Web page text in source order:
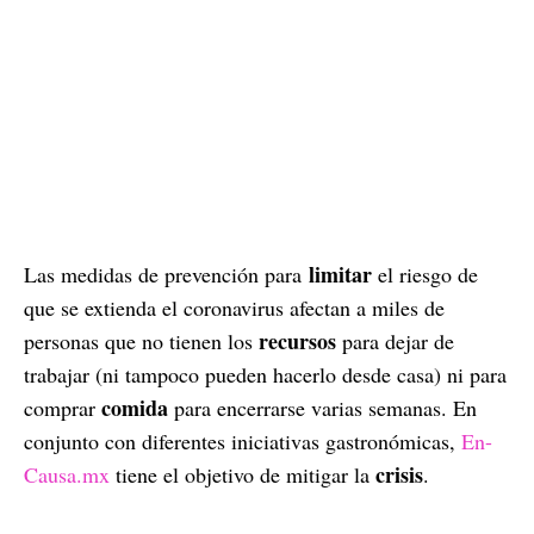
Las medidas de prevención para limitar el riesgo de
que se extienda el coronavirus afectan a miles de
personas que no tienen los recursos para dejar de
trabajar (ni tampoco pueden hacerlo desde casa) ni para
comprar comida para encerrarse varias semanas. En
conjunto con diferentes iniciativas gastronómicas, En-
Causa.mx tiene el objetivo de mitigar la crisis.